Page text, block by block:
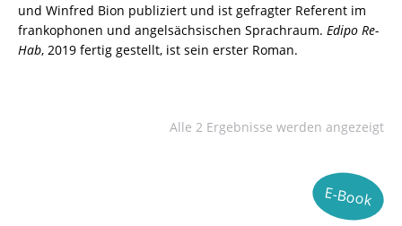
und Winfred Bion publiziert und ist gefragter Referent im
frankophonen und angelsächsischen Sprachraum. Edipo Re-
Hab, 2019 fertig gestellt, ist sein erster Roman.
Alle 2 Ergebnisse werden angezeigt
E-Book